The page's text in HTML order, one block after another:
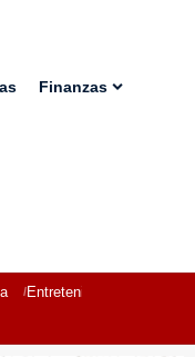
Finanzas
Entretenimiento